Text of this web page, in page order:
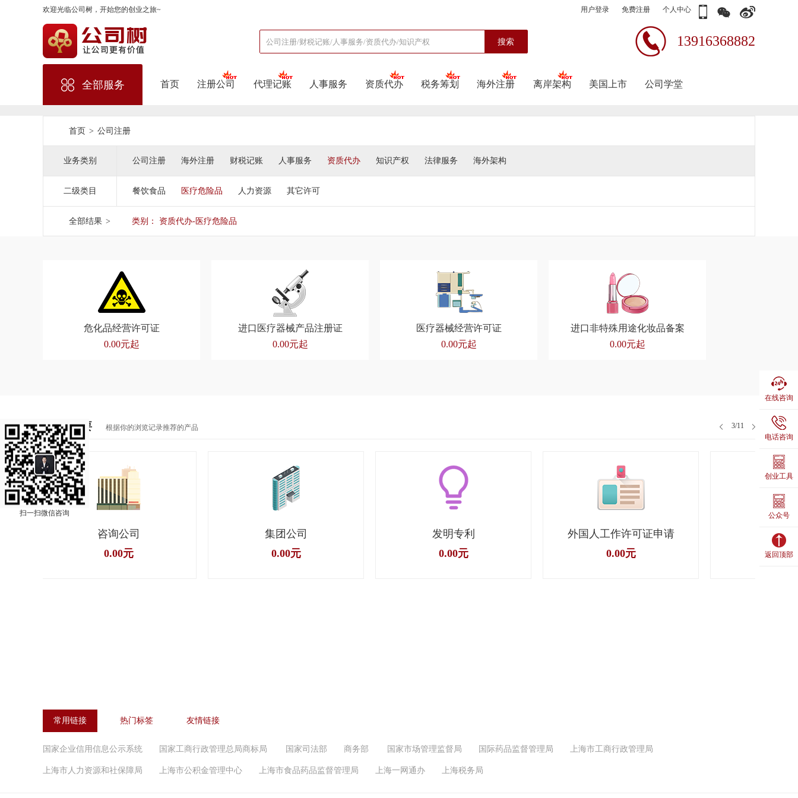
欢迎光临公司树，开始您的创业之旅~ 用户登录 免费注册 个人中心
搜索 13916368882
全部服务 首页 注册公司 代理记账 人事服务 资质代办 税务筹划 海外注册 离岸架构 美国上市 公司学堂
首页 > 公司注册
业务类别 公司注册 海外注册 财税记账 人事服务 资质代办 知识产权 法律服务 海外架构
二级类目 餐饮食品 医疗危险品 人力资源 其它许可
全部结果 > 类别： 资质代办-医疗危险品
危化品经营许可证
0.00元起
进口医疗器械产品注册证
0.00元起
医疗器械经营许可证
0.00元起
进口非特殊用途化妆品备案
0.00元起
猜你需要 根据你的浏览记录推荐的产品 3/11
咨询公司
0.00元
集团公司
0.00元
发明专利
0.00元
外国人工作许可证申请
0.00元
贸易
0.00
常用链接 热门标签 友情链接
国家企业信用信息公示系统 国家工商行政管理总局商标局 国家司法部 商务部 国家市场管理监督局 国际药品监督管理局 上海市工商行政管理局
上海市人力资源和社保障局 上海市公积金管理中心 上海市食品药品监督管理局 上海一网通办 上海税务局
扫一扫微信咨询
在线咨询
电话咨询
创业工具
公众号
返回顶部